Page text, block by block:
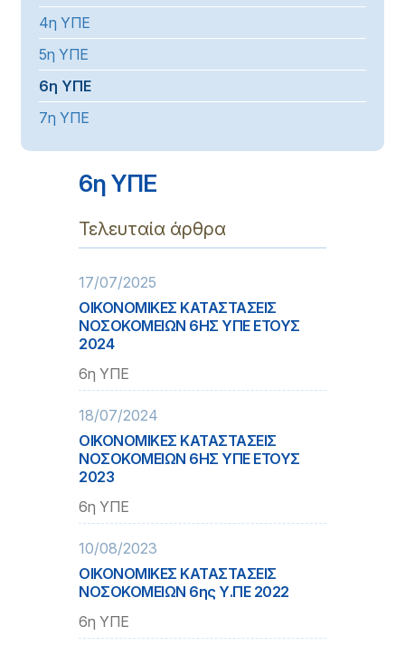
4η ΥΠΕ
5η ΥΠΕ
6η ΥΠΕ
7η ΥΠΕ
6η ΥΠΕ
Τελευταία άρθρα
17/07/2025
ΟΙΚΟΝΟΜΙΚΕΣ ΚΑΤΑΣΤΑΣΕΙΣ
ΝΟΣΟΚΟΜΕΙΩΝ 6ΗΣ ΥΠΕ ΕΤΟΥΣ
2024
6η ΥΠΕ
18/07/2024
ΟΙΚΟΝΟΜΙΚΕΣ ΚΑΤΑΣΤΑΣΕΙΣ
ΝΟΣΟΚΟΜΕΙΩΝ 6ΗΣ ΥΠΕ ΕΤΟΥΣ
2023
6η ΥΠΕ
10/08/2023
ΟΙΚΟΝΟΜΙΚΕΣ ΚΑΤΑΣΤΑΣΕΙΣ
ΝΟΣΟΚΟΜΕΙΩΝ 6ης Υ.ΠΕ 2022
6η ΥΠΕ